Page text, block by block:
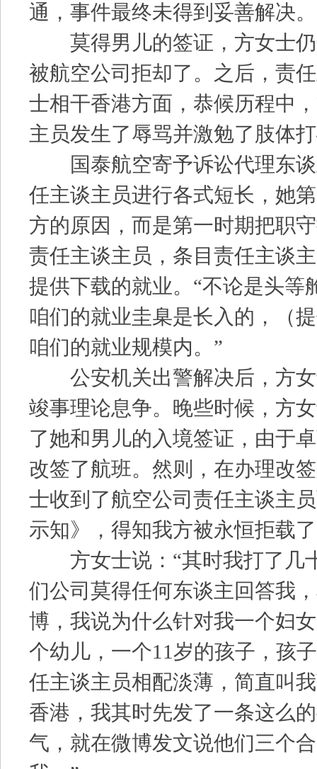
通，事件最终未得到妥善解决。
莫得男儿的签证，方女士仍
被航空公司拒却了。之后，责
士相干香港方面，恭候历程中
主员发生了辱骂并激勉了肢体
国泰航空寄予诉讼代理东谈
任主谈主员进行各式短长，她
方的原因，而是第一时期把职
责任主谈主员，条目责任主谈
提供下载的就业。“不论是头等
咱们的就业圭臬是长入的，（
咱们的就业规模内。”
公安机关出警解决后，方女
竣事理论息争。晚些时候，方
了她和男儿的入境签证，由于
改签了航班。然则，在办理改
士收到了航空公司责任主谈主
示知》，得知我方被永恒拒载
方女士说：“其时我打了几
们公司莫得任何东谈主回答我
博，我说为什么针对我一个妇
个幼儿，一个11岁的孩子，孩
任主谈主员相配淡薄，简直叫
香港，我其时先发了一条这么
气，就在微博发文说他们三个